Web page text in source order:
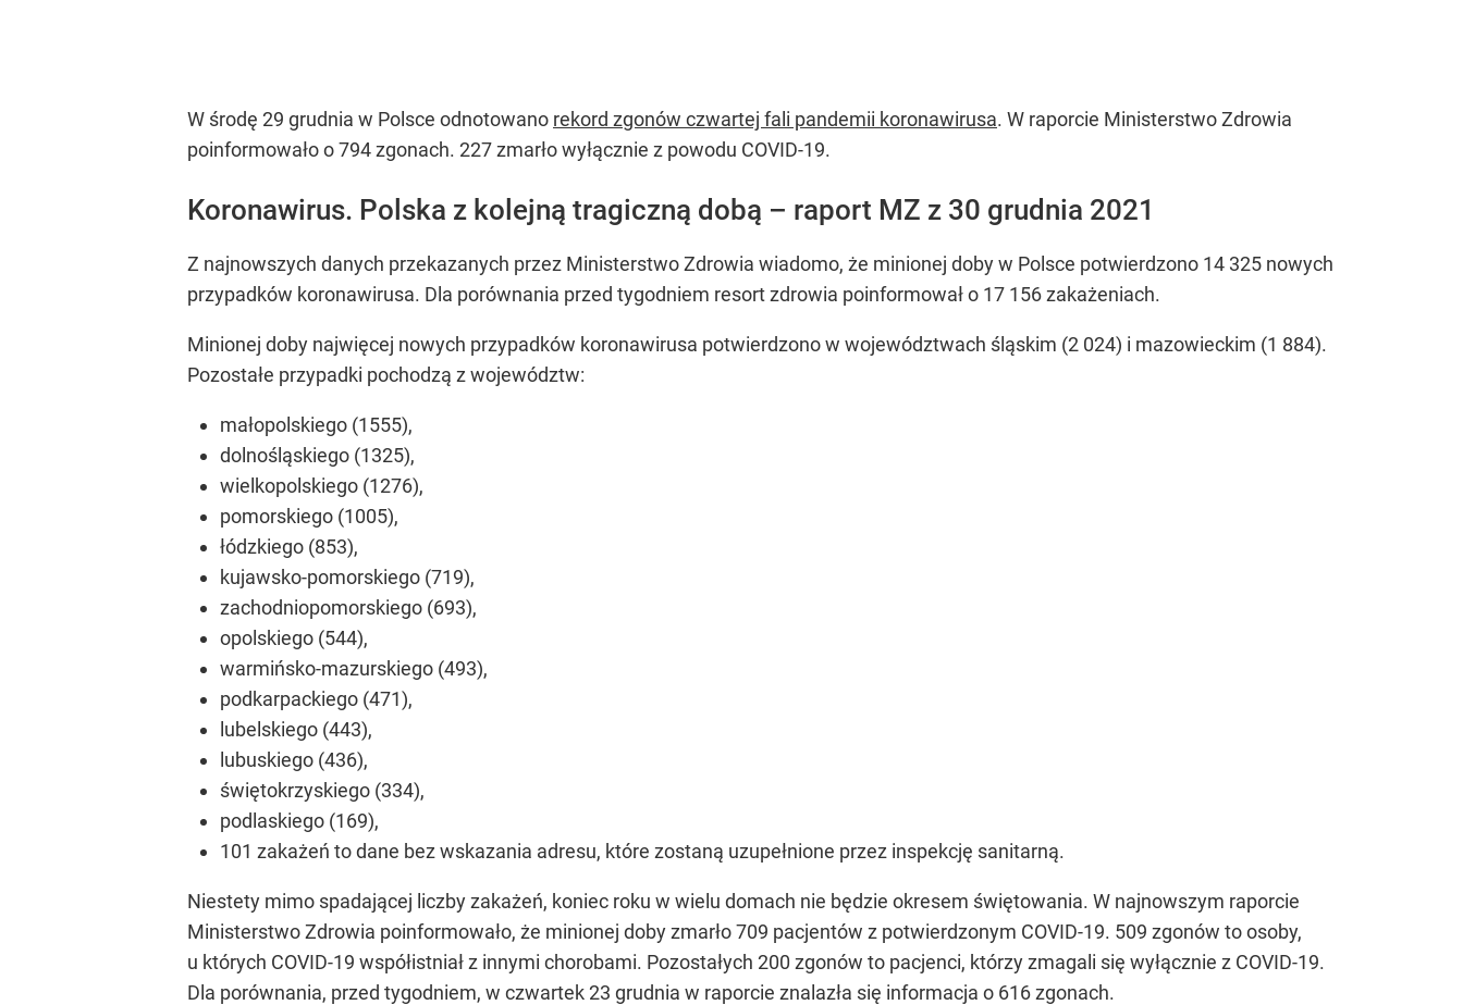
W środę 29 grudnia w Polsce odnotowano rekord zgonów czwartej fali pandemii koronawirusa. W raporcie Ministerstwo Zdrowia
poinformowało o 794 zgonach. 227 zmarło wyłącznie z powodu COVID-19.
Koronawirus. Polska z kolejną tragiczną dobą – raport MZ z 30 grudnia 2021
Z najnowszych danych przekazanych przez Ministerstwo Zdrowia wiadomo, że minionej doby w Polsce potwierdzono 14 325 nowych
przypadków koronawirusa. Dla porównania przed tygodniem resort zdrowia poinformował o 17 156 zakażeniach.
Minionej doby najwięcej nowych przypadków koronawirusa potwierdzono w województwach śląskim (2 024) i mazowieckim (1 884).
Pozostałe przypadki pochodzą z województw:
małopolskiego (1555),
dolnośląskiego (1325),
wielkopolskiego (1276),
pomorskiego (1005),
łódzkiego (853),
kujawsko-pomorskiego (719),
zachodniopomorskiego (693),
opolskiego (544),
warmińsko-mazurskiego (493),
podkarpackiego (471),
lubelskiego (443),
lubuskiego (436),
świętokrzyskiego (334),
podlaskiego (169),
101 zakażeń to dane bez wskazania adresu, które zostaną uzupełnione przez inspekcję sanitarną.
Niestety mimo spadającej liczby zakażeń, koniec roku w wielu domach nie będzie okresem świętowania. W najnowszym raporcie
Ministerstwo Zdrowia poinformowało, że minionej doby zmarło 709 pacjentów z potwierdzonym COVID-19. 509 zgonów to osoby,
u których COVID-19 współistniał z innymi chorobami. Pozostałych 200 zgonów to pacjenci, którzy zmagali się wyłącznie z COVID-19.
Dla porównania, przed tygodniem, w czwartek 23 grudnia w raporcie znalazła się informacja o 616 zgonach.